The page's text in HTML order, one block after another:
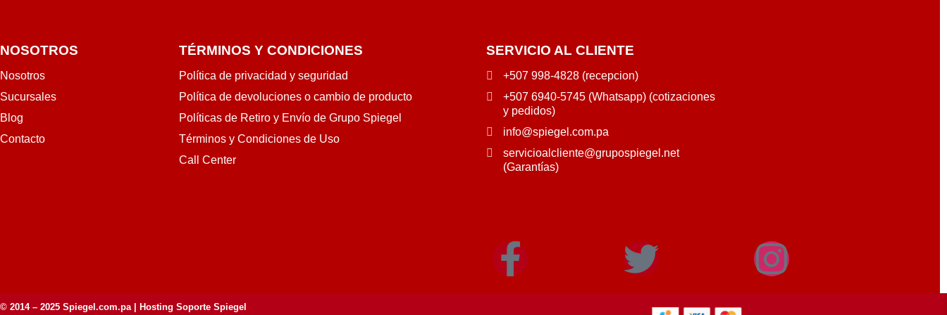
NOSOTROS
Nosotros
Sucursales
Blog
Contacto
TÉRMINOS Y CONDICIONES
Política de privacidad y seguridad
Política de devoluciones o cambio de producto
Políticas de Retiro y Envío de Grupo Spiegel
Términos y Condiciones de Uso
Call Center
SERVICIO AL CLIENTE
+507 998-4828 (recepcion)
+507 6940-5745 (Whatsapp) (cotizaciones
y pedidos)
info@spiegel.com.pa
servicioalcliente@grupospiegel.net
(Garantías)
© 2014 – 2025 Spiegel.com.pa| Hosting Soporte Spiegel